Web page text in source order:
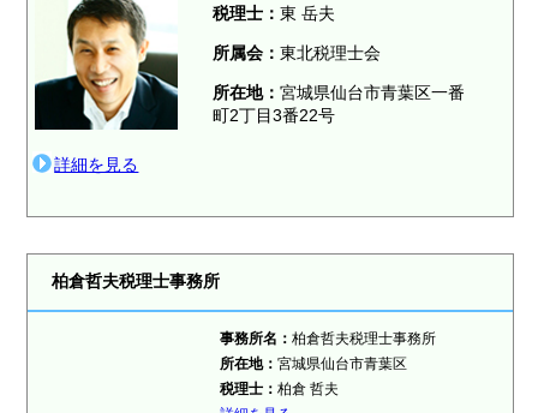
詳細を見る
税理士：東 岳夫
所属会：東北税理士会
所在地：宮城県仙台市青葉区一番
町2丁目3番22号
柏倉哲夫税理士事務所
事務所名： 柏倉哲夫税理士事務所
所在地： 宮城県仙台市青葉区
税理士： 柏倉 哲夫